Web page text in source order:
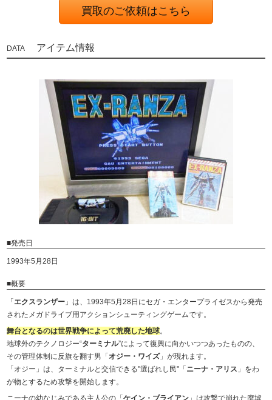
買取のご依頼はこちら
アイテム情報
■発売日
1993年5月28日
■概要
「エクスランザー 」は、1993年5月28日にセガ・エンタープライゼスから発売
されたメガドライブ用アクションシューティングゲームです。
舞台となるのは世界戦争によって荒廃した地球。
地球外のテクノロジー“ターミナル”によって復興に向かいつつあったものの、
その管理体制に反旗を翻す男「オジー・ワイズ」が現れます。
「オジー」は、ターミナルと交信できる"選ばれし民"「 ニーナ・アリス 」をわ
が物とするため攻撃を開始します。